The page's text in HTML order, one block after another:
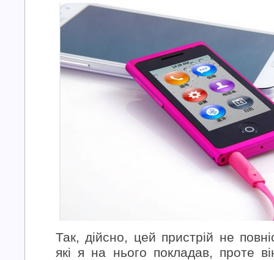
Так, дійсно, цей пристрій не
які я на нього покладав, проте